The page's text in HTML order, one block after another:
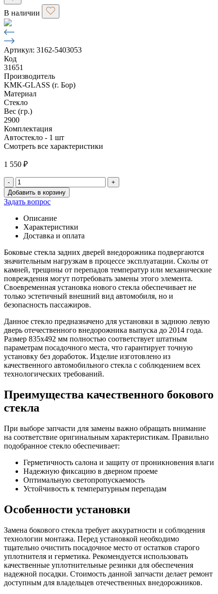
В наличии
Артикул: 3162-5403053
Код
31651
Производитель
KMK-GLASS (г. Бор)
Материал
Стекло
Вес (гр.)
2900
Комплектация
Автостекло - 1 шт
Смотреть все характеристики
1 550 ₽
- +
Количество
товара
Стекло
заднее
левое
бок.
(835*492)
до
2014
Добавить в корзину
Задать вопрос
Описание
Характеристики
Доставка и оплата
Боковые стекла задних дверей внедорожника подвергаются
значительным нагрузкам в процессе эксплуатации. Сколы от
камней, трещины от перепадов температур или механические
повреждения могут потребовать замены этого элемента.
Своевременная установка нового стекла обеспечивает не
только эстетичный внешний вид автомобиля, но и
безопасность пассажиров.
Данное стекло предназначено для установки в заднюю левую
дверь отечественного внедорожника выпуска до 2014 года.
Размер 835х492 мм полностью соответствует штатным
параметрам посадочного места, что гарантирует точную
установку без доработок. Изделие изготовлено из
качественного автомобильного стекла с соблюдением всех
технологических требований.
Преимущества качественного бокового
стекла
При выборе запчасти для замены важно обращать внимание
на соответствие оригинальным характеристикам. Правильно
подобранное стекло обеспечивает:
Герметичность салона и защиту от проникновения влаги
Надежную фиксацию в дверном проеме
Оптимальную светопропускаемость
Устойчивость к температурным перепадам
Особенности установки
Замена бокового стекла требует аккуратности и соблюдения
технологии монтажа. Перед установкой необходимо
тщательно очистить посадочное место от остатков старого
уплотнителя и герметика. Рекомендуется использовать
качественные уплотнительные резинки для обеспечения
надежной посадки. Стоимость данной запчасти делает ремонт
доступным для владельцев отечественных внедорожников.